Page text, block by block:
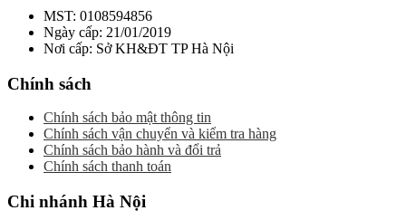
MST: 0108594856
Ngày cấp: 21/01/2019
Nơi cấp: Sở KH&ĐT TP Hà Nội
Chính sách
Chính sách bảo mật thông tin
Chính sách vận chuyển và kiểm tra hàng
Chính sách bảo hành và đổi trả
Chính sách thanh toán
Chi nhánh Hà Nội